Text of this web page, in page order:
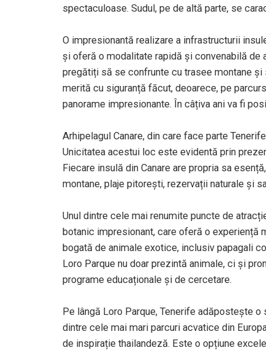
spectaculoase. Sudul, pe de altă parte, se
O impresionantă realizare a infrastructurii
și oferă o modalitate rapidă și convenabilă de
pregătiți să se confrunte cu trasee montane
merită cu siguranță făcut, deoarece, pe
panorame impresionante. În câțiva ani va fi
Arhipelagul Canare, din care face parte
Unicitatea acestui loc este evidentă prin
Fiecare insulă din Canare are propria sa
montane, plaje pitorești, rezervații naturale și
Unul dintre cele mai renumite puncte de
botanic impresionant, care oferă o experiență
bogată de animale exotice, inclusiv papagali
Loro Parque nu doar prezintă animale, ci și
programe educaționale și de cercetare.
Pe lângă Loro Parque, Tenerife adăpostește
dintre cele mai mari parcuri acvatice din
de inspirație thailandeză. Este o opțiune